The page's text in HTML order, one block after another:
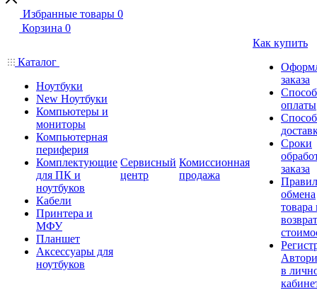
Избранные товары 0
Корзина 0
Каталог
Ноутбуки
New Ноутбуки
Компьютеры и
мониторы
Компьютерная
периферия
Комплектующие
для ПК и
ноутбуков
Кабели
Принтера и
МФУ
Планшет
Аксессуары для
ноутбуков
Сервисный
центр
Комиссионная
продажа
Как купить
заказа
оплаты
Сроки
заказа
обмена
товара
в